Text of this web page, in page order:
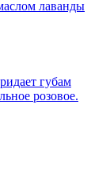
лаванды
губам
розовое.